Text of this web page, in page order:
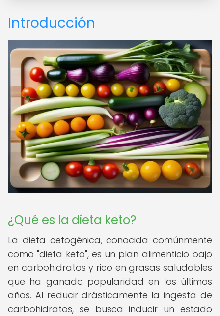
Introducción
¿Qué es la dieta keto?
La dieta cetogénica, conocida comúnmente
como "dieta keto", es un plan alimenticio bajo
en carbohidratos y rico en grasas saludables
que ha ganado popularidad en los últimos
años. Al reducir drásticamente la ingesta de
carbohidratos, se busca inducir un estado